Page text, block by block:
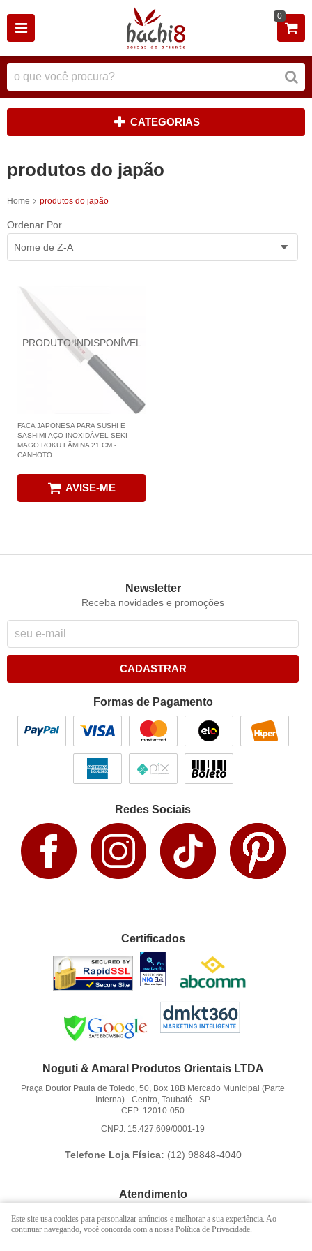
0
CATEGORIAS
produtos do japão
Home produtos do japão
Ordenar Por
Nome de Z-A
FACA JAPONESA PARA SUSHI E
SASHIMI AÇO INOXIDÁVEL SEKI
MAGO ROKU LÂMINA 21 CM -
CANHOTO
AVISE-ME
Newsletter
Receba novidades e promoções
CADASTRAR
Formas de Pagamento
Redes Sociais
Certificados
Noguti & Amaral Produtos Orientais LTDA
Praça Doutor Paula de Toledo, 50, Box 18B Mercado Municipal (Parte
Interna) -Centro, Taubaté -SP
CEP: 12010-050
CNPJ: 15.427.609/0001-19
Telefone Loja Física: (12) 98848-4040
Atendimento
(12) 3621-6262
(12)98848-4040
Este site usa cookies para personalizar anúncios e melhorar a sua experiência. Ao
continuar navegando, você concorda com a nossa Política de Privacidade.